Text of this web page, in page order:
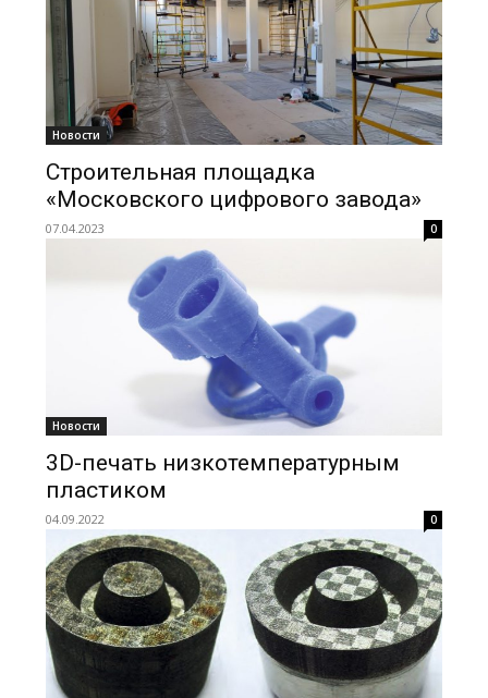
Новости
Строительная площадка
«Московского цифрового завода»
07.04.2023 0
Новости
3D-печать низкотемпературным
пластиком
04.09.2022 0